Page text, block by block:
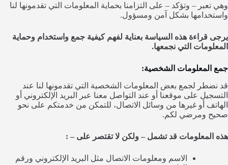
وهي تعبر – وتؤكد – على التزامنا بحماية المعلومات التي تقدمونها لنا
واستخدامها بشكل آمن ومسؤول.
يرجى قراءة هذه السياسة بعناية لفهم كيفية جمع واستخدام وحماية
المعلومات التي نجمعها.
جمع المعلومات الشخصية:
قد نضطر لجمع بعض المعلومات الشخصية التي تقدمونها لنا عند
التسجيل على موقعنا أو عند التواصل معنا عبر البريد الإلكتروني أو
الهاتف أو غيرها من وسائل الاتصال، للتمكن من خدمتكم على نحو
صحيح ومرضي لكم.
هذه المعلومات قد تشمل – ولكن لا تقتصر على – :
الاسم ومعلومات الاتصال مثل البريد الإلكتروني ورقم